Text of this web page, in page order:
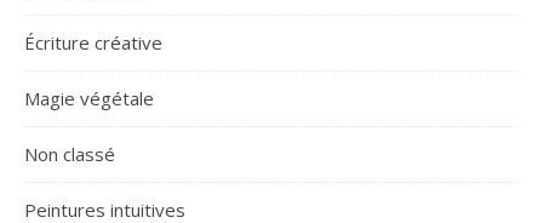
Écriture créative
Magie végétale
Non classé
Peintures intuitives